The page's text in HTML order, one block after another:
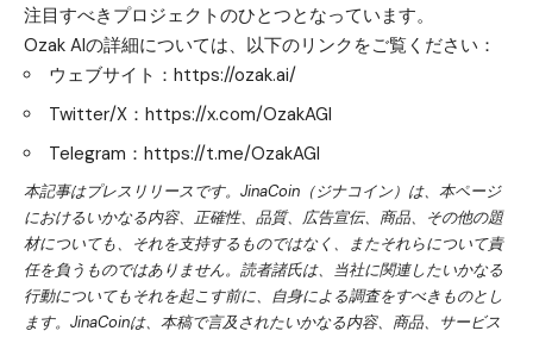
注目すべきプロジェクトのひとつとなっています。
Ozak AIの詳細については、以下のリンクをご覧ください：
ウェブサイト： https://ozak.ai/
Twitter/X： https://x.com/OzakAGI
Telegram： https://t.me/OzakAGI
本記事はプレスリリースです。JinaCoin（ジナコイン）は、本ページ
におけるいかなる内容、正確性、品質、広告宣伝、商品、その他の題
材についても、それを支持するものではなく、またそれらについて責
任を負うものではありません。読者諸氏は、当社に関連したいかなる
行動についてもそれを起こす前に、自身による調査をすべきものとし
ます。JinaCoinは、本稿で言及されたいかなる内容、商品、サービス